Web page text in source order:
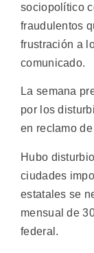
sociopolítico
fraudulentos
frustración a
comunicado.
La semana
por los
en reclamo
Hubo
ciudades
estatales se
mensual de
federal.